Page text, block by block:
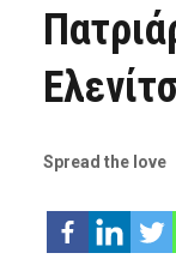
Spread the love